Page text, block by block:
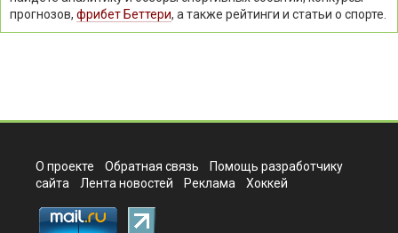
прогнозов, фрибет Беттери, а также рейтинги и статьи о спорте.
О проекте Обратная связь
Помощь разработчику
сайта
Лента новостей Реклама Хоккей